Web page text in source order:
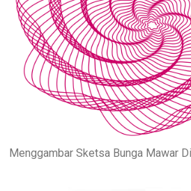
Menggambar Sketsa Bunga Mawar